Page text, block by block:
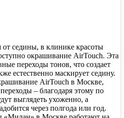
от седины, в клинике красоты
окрашивание AirTouch. Эта
переходы тонов, что создает
естественно маскирует седину.
AirTouch в Москве,
– благодаря этому по
выглядеть ухоженно, а
через полгода или год.